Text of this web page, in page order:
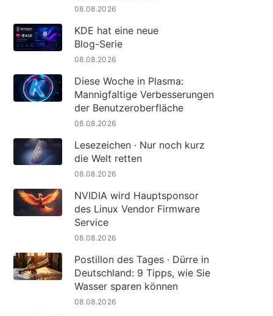
08.08.2026
KDE hat eine neue
Blog-Serie
08.08.2026
Diese Woche in Plasma:
Mannigfaltige Verbesserungen
der Benutzeroberfläche
08.08.2026
Lesezeichen · Nur noch kurz
die Welt retten
08.08.2026
NVIDIA wird Hauptsponsor
des Linux Vendor Firmware
Service
08.08.2026
Postillon des Tages · Dürre in
Deutschland: 9 Tipps, wie Sie
Wasser sparen können
08.08.2026